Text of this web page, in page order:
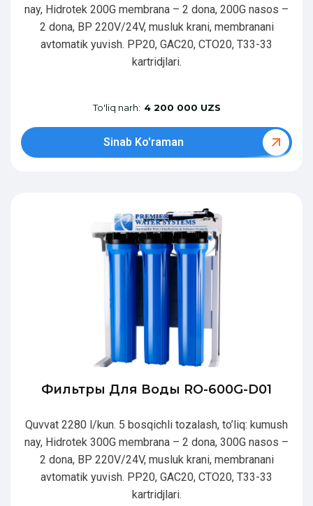
nay, Hidrotek 200G membrana – 2 dona, 200G nasos –
2 dona, BP 220V/24V, musluk krani, membranani
avtomatik yuvish. PP20, GAC20, CTO20, T33-33
kartridjlari.
To'liq narh: 4 200 000 UZS
Sinab Ko'raman
Фильтры Для Воды RO-600G-D01
Quvvat 2280 l/kun. 5 bosqichli tozalash, to’liq: kumush
nay, Hidrotek 300G membrana – 2 dona, 300G nasos –
2 dona, BP 220V/24V, musluk krani, membranani
avtomatik yuvish. PP20, GAC20, CTO20, T33-33
kartridjlari.